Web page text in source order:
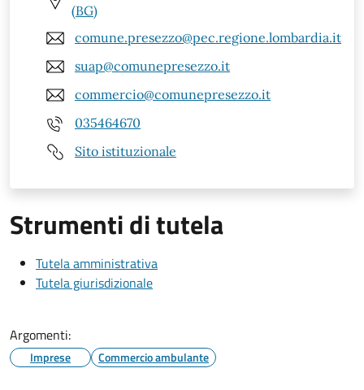
(BG)
comune.presezzo@pec.regione.lombardia.it
suap@comunepresezzo.it
commercio@comunepresezzo.it
035464670
Sito istituzionale
Strumenti di tutela
Tutela amministrativa
Tutela giurisdizionale
Argomenti:
Imprese Commercio ambulante